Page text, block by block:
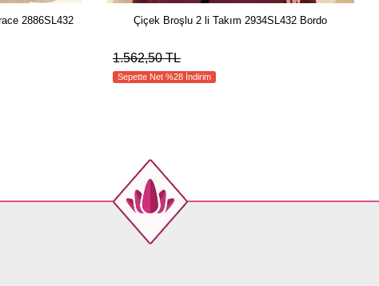
2886SL432
Çiçek Broşlu 2 li Takım 2934SL432 Bordo
1.562,50 TL
Sepette Net %28 İndirim